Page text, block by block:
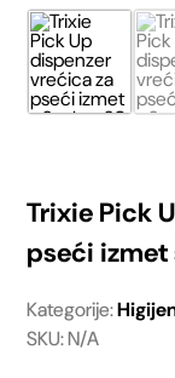
Trixie Pick
pseći izmet
Kategorije:
SKU: N/A